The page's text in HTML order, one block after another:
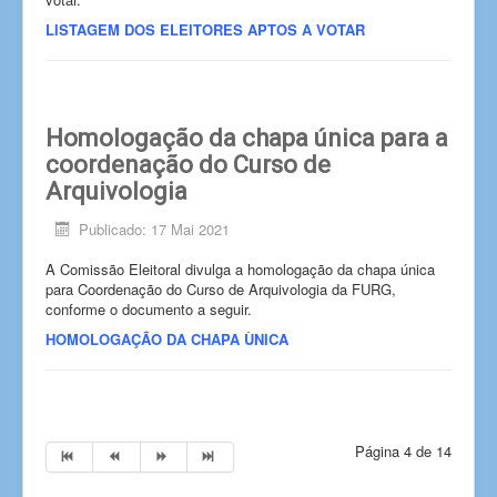
LISTAGEM DOS ELEITORES APTOS A VOTAR
Homologação da chapa única para a
coordenação do Curso de
Arquivologia
Publicado: 17 Mai 2021
A Comissão Eleitoral divulga a homologação da chapa única
para Coordenação do Curso de Arquivologia da FURG,
conforme o documento a seguir.
HOMOLOGAÇÃO DA CHAPA ÙNICA
Página 4 de 14